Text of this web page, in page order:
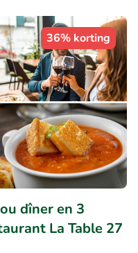
36% korting
dîner en 3
La Table 27